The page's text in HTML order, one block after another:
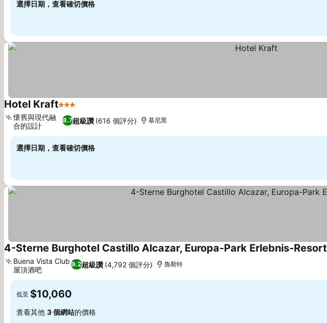
選擇日期，查看確切價格
Hotel Kraft3 星級
8.7超級讚 (616 個評分)
懷舊與現代融
合的設計
慕尼黑
選擇日期，查看確切價格
4-Sterne Burghotel Castillo Alcazar, Europa-Park Erlebnis-Resort
9.2超級讚 (4,792 個評分)
Buena Vista Club
屋頂酒吧
魯斯特
低至 $10,060
查看其他 3 個網站的價格